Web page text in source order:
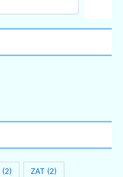
(2) ZAT (2)